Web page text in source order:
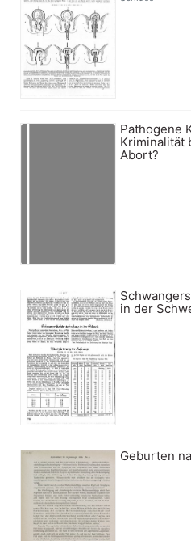
Pathogene
Kriminalität
Abort?
in der
Geburten